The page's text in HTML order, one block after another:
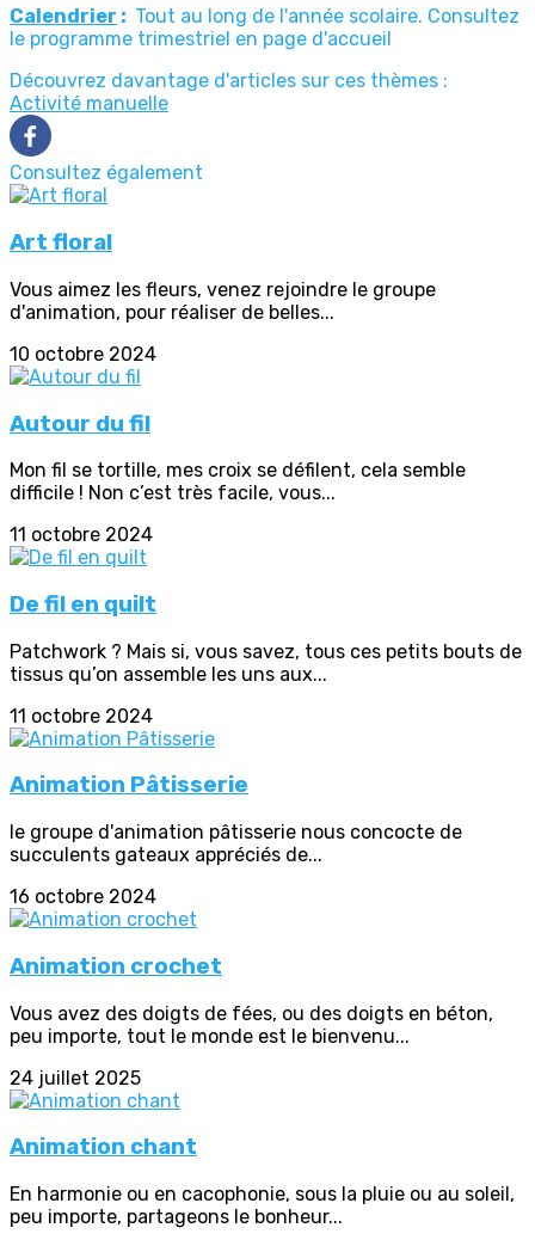
Calendrier : Tout au long de l'année scolaire. Consultez
le programme trimestriel en page d'accueil
Découvrez davantage d'articles sur ces thèmes :
Activité manuelle
Consultez également
Art floral
Vous aimez les fleurs, venez rejoindre le groupe
d'animation, pour réaliser de belles...
10 octobre 2024
Autour du fil
Mon fil se tortille, mes croix se défilent, cela semble
difficile ! Non c’est très facile, vous...
11 octobre 2024
De fil en quilt
Patchwork ? Mais si, vous savez, tous ces petits bouts de
tissus qu’on assemble les uns aux...
11 octobre 2024
Animation Pâtisserie
le groupe d'animation pâtisserie nous concocte de
succulents gateaux appréciés de...
16 octobre 2024
Animation crochet
Vous avez des doigts de fées, ou des doigts en béton,
peu importe, tout le monde est le bienvenu...
24 juillet 2025
Animation chant
En harmonie ou en cacophonie, sous la pluie ou au soleil,
peu importe, partageons le bonheur...